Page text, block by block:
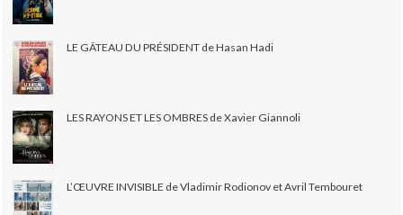
LE GÂTEAU DU PRÉSIDENT de Hasan Hadi
LES RAYONS ET LES OMBRES de Xavier Giannoli
L’ŒUVRE INVISIBLE de Vladimir Rodionov et Avril Tembouret